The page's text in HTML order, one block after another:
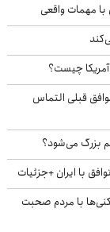
چیست؟
قبلی التماس
بزرگ می‌شود؟
با ایران +جزئیات
با مردم صحبت